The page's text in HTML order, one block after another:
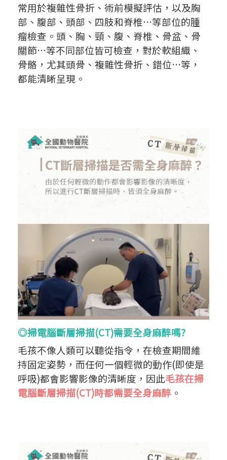
常用於複雜性骨折、術前模擬評估，以及胸
部、腹部、頭部、四肢和脊椎…等部位的腫
瘤檢查。頭、胸、頸、腹、脊椎、骨盆、骨
關節…等不同部位皆可檢查，對於軟組織、
骨骼，尤其頭骨、複雜性骨折、錯位…等，
都能清晰呈現。
◎掃電腦斷層掃描(CT)需要全身麻醉嗎?
毛孩不像人類可以聽從指令，在檢查期間維
持固定姿勢，而任何一個輕微的動作(即使是
呼吸)都會影響影像的清晰度，因此毛孩在掃
電腦斷層掃描(CT)時都需要全身麻醉 。